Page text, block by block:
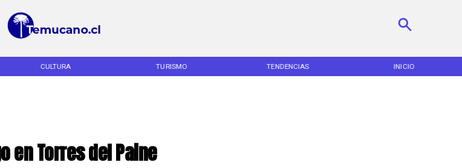
CULTURA TURISMO TENDENCIAS INICIO
en Torres del Paine